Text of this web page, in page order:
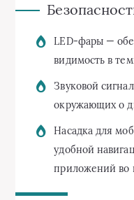
LED-фары —
видимость в
Звуковой
окружающих о
Насадка для
удобной
приложений во